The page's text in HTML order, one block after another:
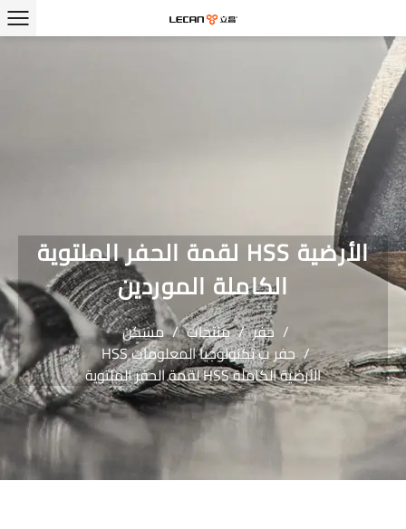
لقمة الحفر الملتوية HSS الأرضية
الكاملة الموردين
مسكن/منتجات/حفر /
HSS حفر ب تكنولوجيا المعلومات /
لقمة الحفر الملتوية HSS الأرضية الكاملة